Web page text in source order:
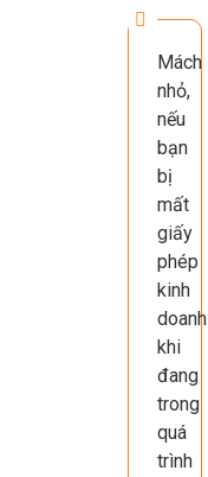
Mách
nhỏ,
nếu
bạn
bị
mất
giấy
phép
kinh
doanh
khi
đang
trong
quá
trình